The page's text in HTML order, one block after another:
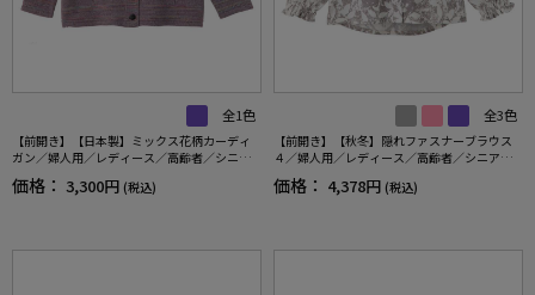
全1色
【前開き】【日本製】ミックス花柄カーディ
ガン／婦人用／レディース／高齢者／シニア
／名前記入欄付／大きめボタン／身幅ゆった
り／ギフト／プレゼント 【CF】
価格： 3,300円 (税込)
全3色
【前開き】【秋冬】隠れファスナーブラウス
４／婦人用／レディース／高齢者／シニア／
後ろ長め／名前記入欄付／お出かけ／プレゼ
ント／ギフト 【CF】
価格： 4,378円 (税込)